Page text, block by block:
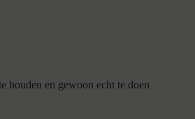
houden en gewoon echt te doen